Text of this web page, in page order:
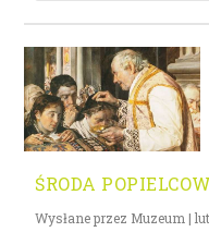
ŚRODA
Wysłane przez Muzeum |